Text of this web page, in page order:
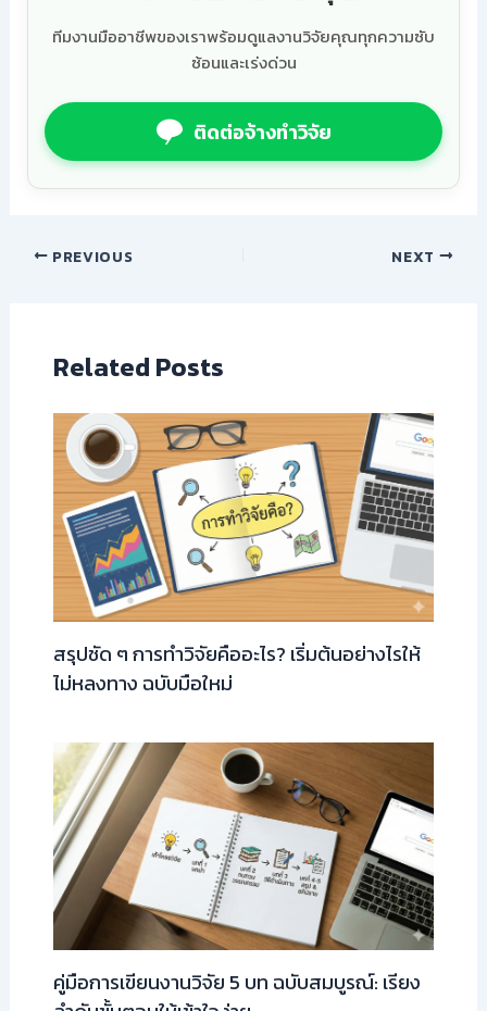
ทีมงานมืออาชีพของเราพร้อมดูแลงานวิจัยคุณทุกความซับ
ซ้อนและเร่งด่วน
ติดต่อจ้างทำวิจัย
PREVIOUS NEXT
Related Posts
สรุปชัด ๆ การทำวิจัยคืออะไร? เริ่มต้นอย่างไรให้
ไม่หลงทาง ฉบับมือใหม่
คู่มือการเขียนงานวิจัย 5 บท ฉบับสมบูรณ์: เรียง